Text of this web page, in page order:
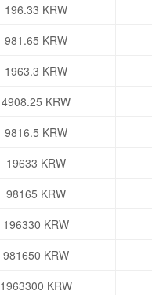
196.33 KRW
981.65 KRW
1963.3 KRW
4908.25 KRW
9816.5 KRW
19633 KRW
98165 KRW
196330 KRW
981650 KRW
1963300 KRW